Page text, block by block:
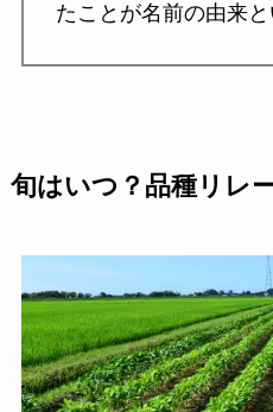
たことが名前の由来と
旬はいつ？品種リレ